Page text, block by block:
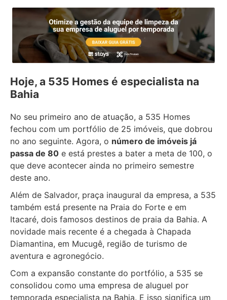
Hoje, a 535 Homes é especialista na
Bahia
No seu primeiro ano de atuação, a 535 Homes
fechou com um portfólio de 25 imóveis, que dobrou
no ano seguinte. Agora, o número de imóveis já
passa de 80 e está prestes a bater a meta de 100, o
que deve acontecer ainda no primeiro semestre
deste ano.
Além de Salvador, praça inaugural da empresa, a 535
também está presente na Praia do Forte e em
Itacaré, dois famosos destinos de praia da Bahia. A
novidade mais recente é a chegada à Chapada
Diamantina, em Mucugê, região de turismo de
aventura e agronegócio.
Com a expansão constante do portfólio, a 535 se
consolidou como uma empresa de aluguel por
temporada especialista na Bahia. E isso significa um